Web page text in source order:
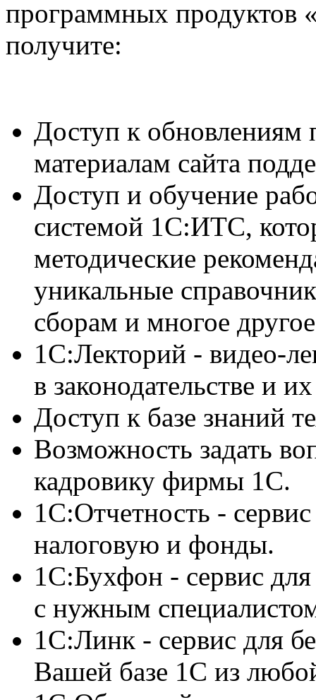
программных продуктов
получите:
Доступ к обновлениям
материалам сайта
Доступ и обучение
системой 1С:ИТС,
методические
уникальные
сборам и многое
1С:Лекторий - видео-
в законодательстве и
Доступ к базе знаний
Возможность задать
кадровику фирмы 1С.
1С:Отчетность -
налоговую и фонды.
1С:Бухфон - сервис
с нужным
1С:Линк - сервис для
Вашей базе 1С из